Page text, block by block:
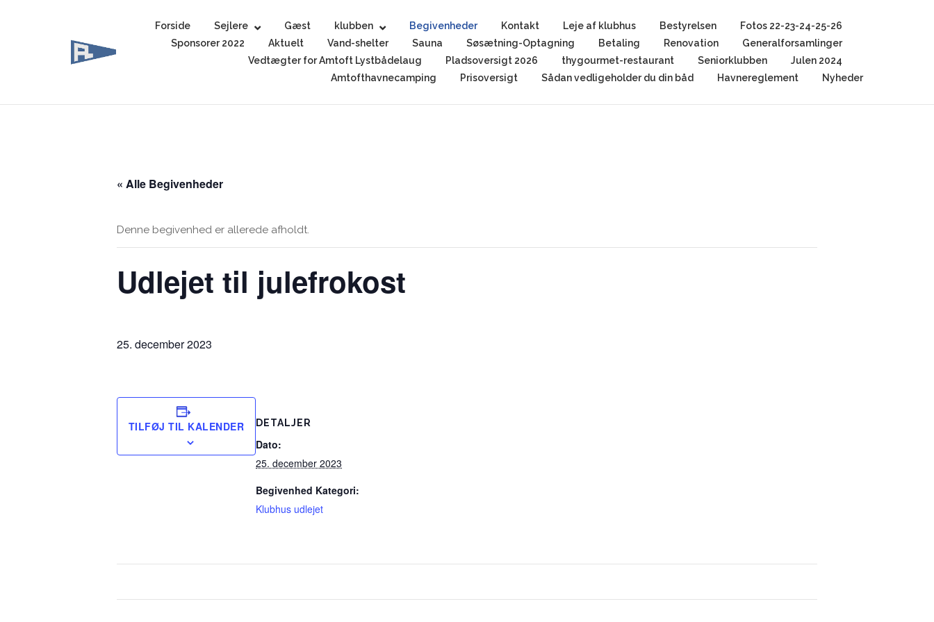
Forside Sejlere Gæst klubben Begivenheder Kontakt Leje af klubhus Bestyrelsen
Fotos 22-23-24-25-26
Sponsorer 2022
Aktuelt Vand-shelter Sauna Søsætning-Optagning Betaling Renovation
Generalforsamlinger
Vedtægter for Amtoft Lystbådelaug
Pladsoversigt 2026 thygourmet-restaurant Seniorklubben
Julen 2024
Amtofthavnecamping
Prisoversigt Sådan vedligeholder du din båd Havnereglement Nyheder
« Alle Begivenheder
Denne begivenhed er allerede afholdt.
Udlejet til julefrokost
25. december 2023
TILFØJ TIL KALENDER DETALJER
Dato:
25. december 2023
Begivenhed Kategori:
Klubhus udlejet